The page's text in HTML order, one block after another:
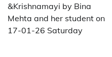
&Krishnamayi by Bina
Mehta and her student on
17-01-26 Saturday